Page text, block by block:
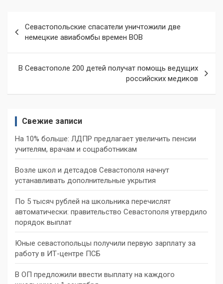
по
записям
Севастопольские спасатели уничтожили две
немецкие авиабомбы времен ВОВ
В Севастополе 200 детей получат помощь ведущих
российских медиков
Свежие записи
На 10% больше: ЛДПР предлагает увеличить пенсии
учителям, врачам и соцработникам
Возле школ и детсадов Севастополя начнут
устанавливать дополнительные укрытия
По 5 тысяч рублей на школьника перечислят
автоматически: правительство Севастополя утвердило
порядок выплат
Юные севастопольцы получили первую зарплату за
работу в ИТ-центре ПСБ
В ОП предложили ввести выплату на каждого